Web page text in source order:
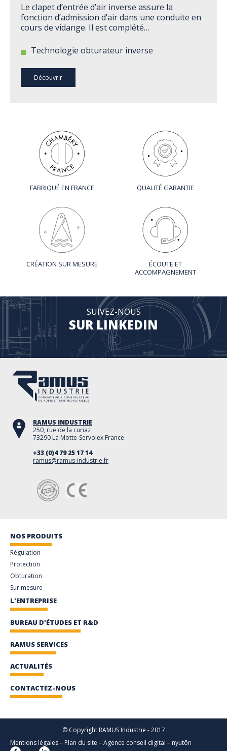
Le clapet d’entrée d’air inverse assure la
fonction d’admission d’air dans une conduite en
cours de vidange. Il est complété…
Technologie obturateur inverse
Découvrir
FABRIQUÉ EN FRANCE QUALITÉ GARANTIE
CRÉATION SUR MESURE
ÉCOUTE ET
ACCOMPAGNEMENT
SUIVEZ-NOUS
SUR LINKEDIN
RAMUS INDUSTRIE
250, rue de la curiaz
73290 La Motte-Servolex France
+33 (0)4 79 25 17 14
ramus@ramus-industrie.fr
NOS PRODUITS
Régulation
Protection
Obturation
Sur mesure
L'ENTREPRISE
BUREAU D'ÉTUDES ET R&D
RAMUS SERVICES
ACTUALITÉS
CONTACTEZ-NOUS
© Copyright RAMUS Industrie - 2017
Mentions légales– Plan du site –Agence conseil digital – nyutōn